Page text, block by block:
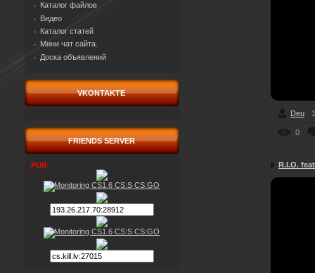
Каталог файлов
Видео
Каталог статей
Мини чат сайта.
Доска объявлений
VKONTAKTE
FRIENDS SERVER
PUB
Deu
0
R.I.O.